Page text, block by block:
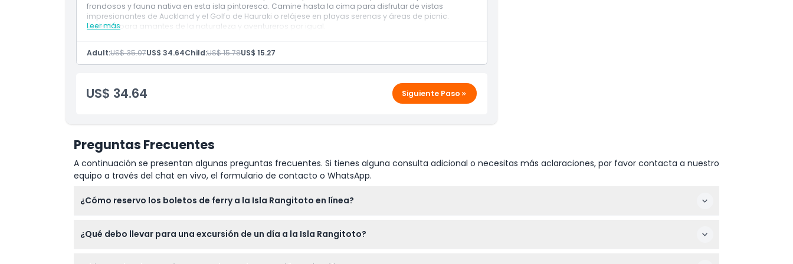
Política para Niños y Adultos
Exclusiones
Ubicación
Cómo Canjear
frondosos y fauna nativa en esta isla pintoresca. Camine hasta la cima para disfrutar de vistas
impresionantes de Auckland y el Golfo de Hauraki o relájese en playas serenas y áreas de picnic.
Perfecto para amantes de la naturaleza y aventureros por igual.
Leer más
Adult:US$ 35.07US$ 34.64Child:US$ 15.78US$ 15.27
US$ 34.64 Siguiente Paso
Preguntas Frecuentes
A continuación se presentan algunas preguntas frecuentes. Si tienes alguna consulta adicional o necesitas más aclaraciones, por favor contacta a nuestro
equipo a través del chat en vivo, el formulario de contacto o WhatsApp.
¿Cómo reservo los boletos de ferry a la Isla Rangitoto en línea?
verifica la disponibilidad y completa tu reserva en unos pocos pasos rápidos.
¿Qué debo llevar para una excursión de un día a la Isla Rangitoto?